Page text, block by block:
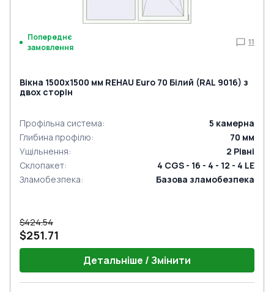
Попереднє
замовлення
11
Вікна 1500x1500 мм REHAU Euro 70 Білий (RAL 9016) з
двох сторін
Профільна система: 5 камерна
Глибина профілю: 70 мм
Ущільнення: 2 Рівні
Склопакет:
4 CGS - 16 - 4 - 12 - 4 LE
Зламобезпека: Базова зламобезпека
$424.54
$251.71
Детальніше / Змінити